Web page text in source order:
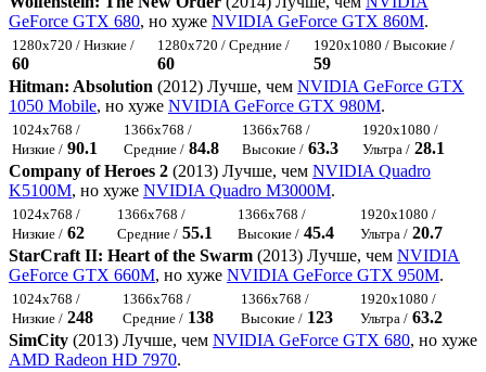
GeForce GTX 680, но хуже NVIDIA GeForce GTX 860M.
1280x720 / Низкие /
60
1280x720 / Средние /
60
1920x1080 / Высокие /
59
Hitman: Absolution (2012) Лучше, чем NVIDIA GeForce GTX
1050 Mobile, но хуже NVIDIA GeForce GTX 980M.
1024x768 /
Низкие / 90.1
1366x768 /
Средние / 84.8
1366x768 /
Высокие / 63.3
1920x1080 /
Ультра / 28.1
Company of Heroes 2 (2013) Лучше, чем NVIDIA Quadro
K5100M, но хуже NVIDIA Quadro M3000M.
1024x768 /
Низкие / 62
1366x768 /
Средние / 55.1
1366x768 /
Высокие / 45.4
1920x1080 /
Ультра / 20.7
StarCraft II: Heart of the Swarm (2013) Лучше, чем NVIDIA
GeForce GTX 660M, но хуже NVIDIA GeForce GTX 950M.
1024x768 /
Низкие / 248
1366x768 /
Средние / 138
1366x768 /
Высокие / 123
1920x1080 /
Ультра / 63.2
SimCity (2013) Лучше, чем NVIDIA GeForce GTX 680, но хуже
AMD Radeon HD 7970.